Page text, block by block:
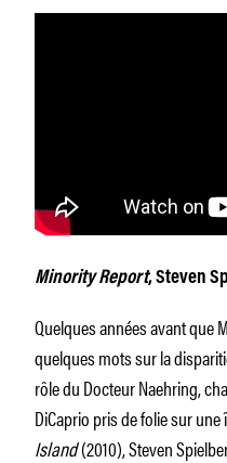
Minority Report, Steven
Quelques années avant que
quelques mots sur la
rôle du Docteur Naehring,
DiCaprio pris de folie sur
Island(2010), Steven